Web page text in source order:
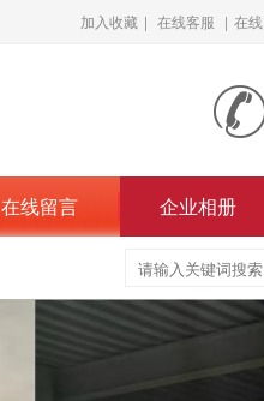
加入收藏 | 在线客服 | 在
在线留言 企业相册